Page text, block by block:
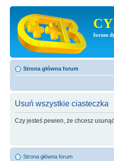
forum
Strona główna forum
Usuń wszystkie ciasteczka
Czy jesteś pewien, że chcesz
Strona główna forum